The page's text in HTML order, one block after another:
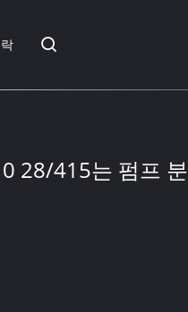
28/415는 펌프 분